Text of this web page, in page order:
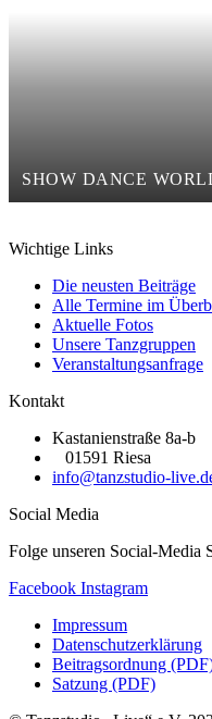
SHOW DANCE
Wichtige Links
Die neusten Beiträge
Alle Termine im
Aktuelle Fotos
Unsere Tanzgruppen
Veranstaltungsanfrage
Kontakt
Kastanienstraße 8a-b
01591 Riesa
info@tanzstudio-
Social Media
Folge unseren Social-Media
Facebook Instagram
Impressum
Datenschutzerklärung
Beitragsordnung
Satzung (PDF)